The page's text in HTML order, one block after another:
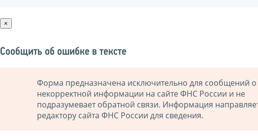
×
Сообщить об ошибке в тексте
Форма предназначена исключительно для сообщений о
некорректной информации на сайте ФНС России и не
подразумевает обратной связи. Информация
редактору сайта ФНС России для сведения.